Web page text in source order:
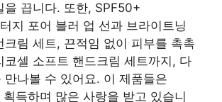
을 끕니다. 또한, SPF50+
지 포어 블러 업 선과 브라이트닝
크림 세트, 끈적임 없이 피부를 촉촉
코셀 소프트 핸드크림 세트까지, 다
만나볼 수 있어요. 이 제품들은
획득하며 많은 사랑을 받고 있습니